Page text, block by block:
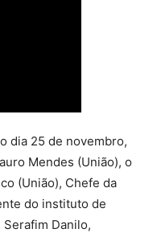
dia 25 de novembro,
Mendes (União), o
(União), Chefe da
do instituto de
Danilo,